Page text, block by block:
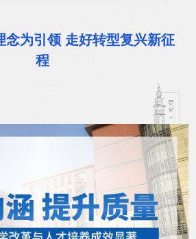
念为引领 走好转型复兴新征
程